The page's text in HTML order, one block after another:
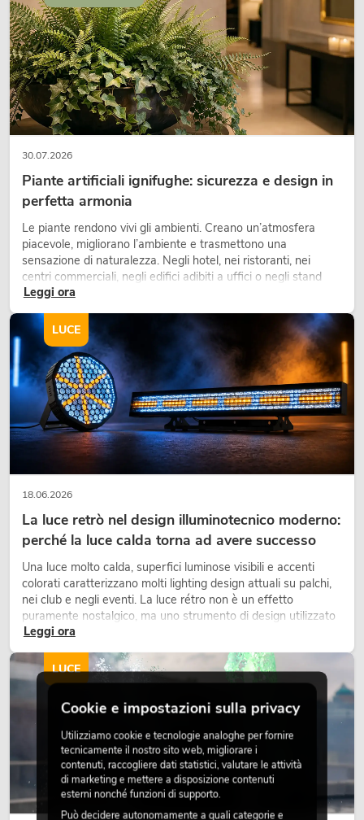
30.07.2026
Piante artificiali ignifughe: sicurezza e design in
perfetta armonia
Le piante rendono vivi gli ambienti. Creano un’atmosfera
piacevole, migliorano l’ambiente e trasmettono una
sensazione di naturalezza. Negli hotel, nei ristoranti, nei
centri commerciali, negli edifici adibiti a uffici o negli stand
fieristici, una vegetazione di alta qualità è ormai parte
Leggi ora
18.06.2026
La luce retrò nel design illuminotecnico moderno:
perché la luce calda torna ad avere successo
Una luce molto calda, superfici luminose visibili e accenti
colorati caratterizzano molti lighting design attuali su palchi,
nei club e negli eventi. La luce rétro non è un effetto
puramente nostalgico, ma uno strumento di design utilizzato
in modo consapevole: crea atmosfera, dona carattere alle
Leggi ora
LUCE
LUCE
Cookie e impostazioni sulla privacy
Utilizziamo cookie e tecnologie analoghe per fornire
tecnicamente il nostro sito web, migliorare i
contenuti, raccogliere dati statistici, valutare le attività
di marketing e mettere a disposizione contenuti
esterni nonché funzioni di supporto.
Può decidere autonomamente a quali categorie e